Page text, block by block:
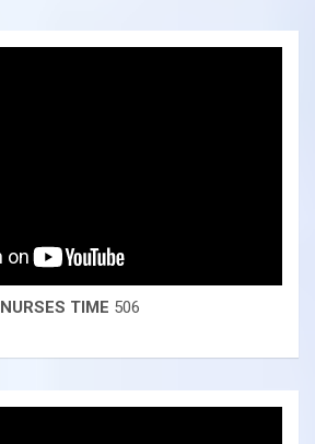
NURSES TIME 506